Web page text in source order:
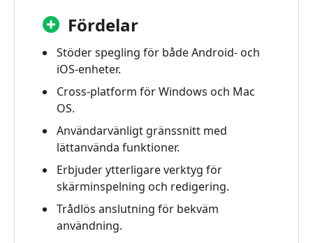
Fördelar
Stöder spegling för både Android- och
iOS-enheter.
Cross-platform för Windows och Mac
OS.
Användarvänligt gränssnitt med
lättanvända funktioner.
Erbjuder ytterligare verktyg för
skärminspelning och redigering.
Trådlös anslutning för bekväm
användning.